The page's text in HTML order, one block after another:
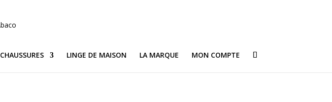
CHAUSSURES LINGE DE MAISON LA MARQUE MON COMPTE